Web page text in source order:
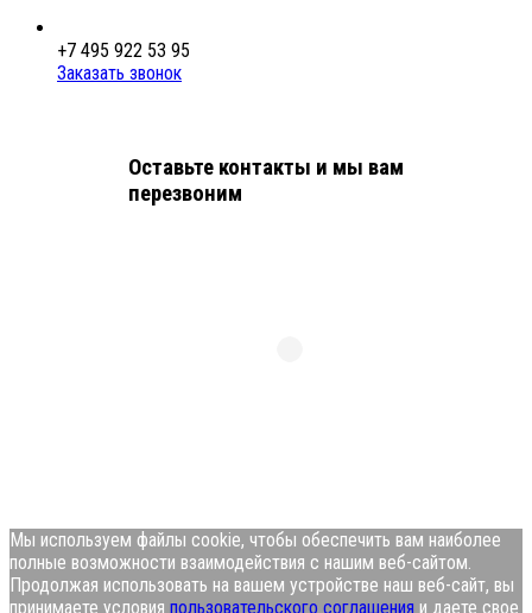
+7 495 922 53 95
Заказать звонок
Оставьте контакты и мы вам
перезвоним
Мы используем файлы cookie, чтобы обеспечить вам наиболее
полные возможности взаимодействия с нашим веб-сайтом.
Продолжая использовать на вашем устройстве наш веб-сайт, вы
принимаете условия пользовательского соглашения и даете свое